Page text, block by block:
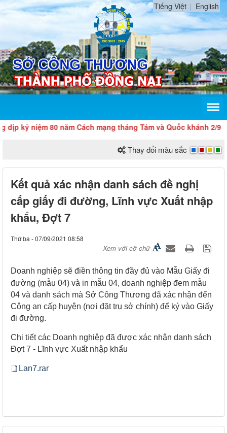
Tiếng Việt English
niệm 80 năm Cách mạng tháng Tám và Quốc khánh 2/9
Thay đổi màu sắc
​Kết quả xác nhận danh sách đề nghị
cấp giấy đi đường, Lĩnh vực Xuất nhập
khẩu, Đợt 7
Thứ ba - 07/09/2021 08:58
Xem với cỡ chữ
Doanh nghiệp sẽ điền thông tin đầy đủ vào Mẫu Giấy đi
đường (mẫu 04) và in mẫu 04, doanh nghiệp đem mẫu
04 và danh sách mà Sở Công Thương đã xác nhận đến
Công an cấp huyện (nơi đặt trụ sở chính) để ký vào Giấy
đi đường.
Chi tiết các Doanh nghiệp đã được xác nhận danh sách
Đợt 7 - Lĩnh vực Xuất nhập khẩu​
Lan7.rar